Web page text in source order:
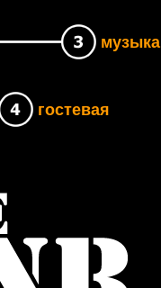
музыка
гостевая